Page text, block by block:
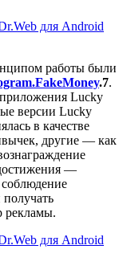
работы были
.7.
Lucky
версии Lucky
в качестве
другие — как
—
соблюдение
получать
рекламы.